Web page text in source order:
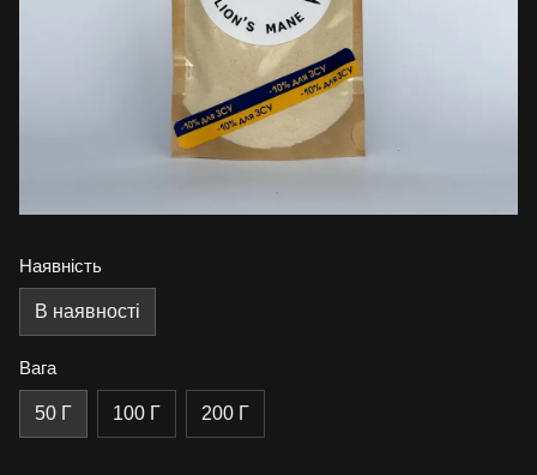
Наявність
В наявності
Вага
50 Г 100 Г 200 Г